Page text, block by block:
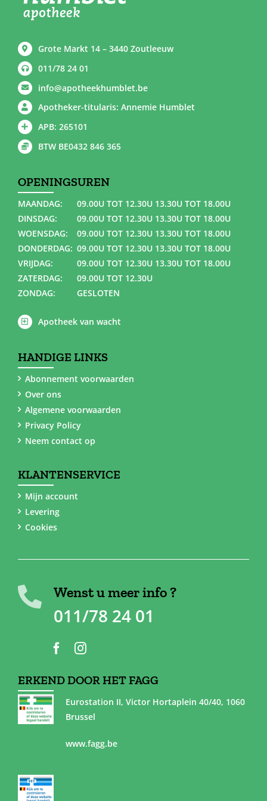
Grote Markt 14 – 3440 Zoutleeuw
011/78 24 01
info@apotheekhumblet.be
Apotheker-titularis: Annemie Humblet
APB: 265101
BTW BE0432 846 365
OPENINGSUREN
MAANDAG:
09.00U TOT 12.30U 13.30U TOT 18.00U
DINSDAG:
09.00U TOT 12.30U 13.30U TOT 18.00U
WOENSDAG:
09.00U TOT 12.30U 13.30U TOT 18.00U
DONDERDAG: 09.00U TOT 12.30U 13.30U TOT 18.00U
VRIJDAG:
09.00U TOT 12.30U 13.30U TOT 18.00U
ZATERDAG:
09.00U TOT 12.30U
ZONDAG:
GESLOTEN
Apotheek van wacht
HANDIGE LINKS
Abonnement voorwaarden
Over ons
Algemene voorwaarden
Privacy Policy
Neem contact op
KLANTENSERVICE
Mijn account
Levering
Cookies
Wenst u meer info ?
011/78 24 01
ERKEND DOOR HET FAGG
Eurostation II, Victor Hortaplein 40/40, 1060
Brussel
www.fagg.be